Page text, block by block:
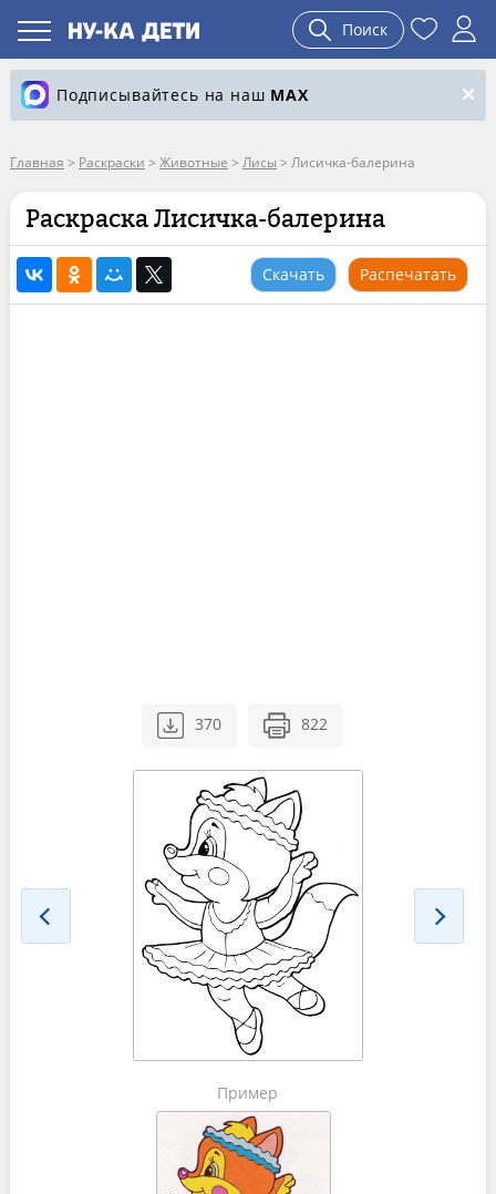
Поиск
Подписывайтесь на наш MAX
Главная > Раскраски > Животные > Лисы > Лисичка-балерина
Раскраска Лисичка-балерина
Скачать Распечатать
370 822
Пример